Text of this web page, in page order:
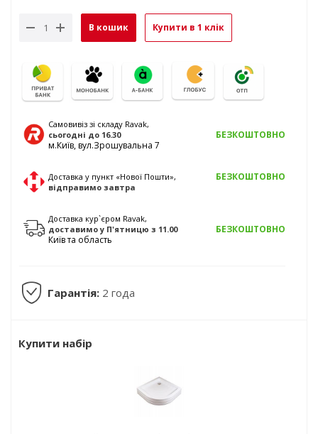
В кошик Купити в 1 клік
Самовивіз зі складу Ravak,
сьогодні до 16.30
м.Київ, вул.Зрошувальна 7
БЕЗКОШТОВНО
Доставка у пункт «Нової Пошти»,
відправимозавтра
БЕЗКОШТОВНО
Доставка кур`єром Ravak,
доставимо у П'ятницю з 11.00
Київ та область
БЕЗКОШТОВНО
Гарантія: 2 года
Купити набір